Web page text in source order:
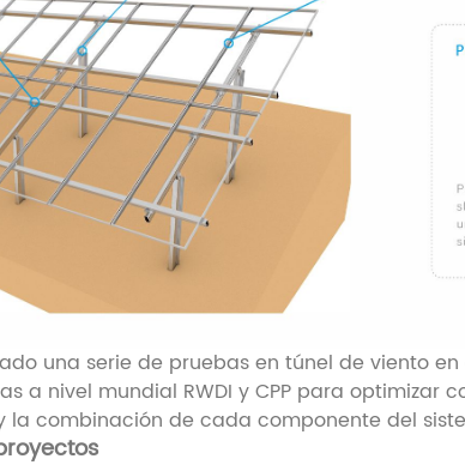
una serie de pruebas en túnel de viento
a nivel mundial RWDI y CPP para optimizar
combinación de cada componente del